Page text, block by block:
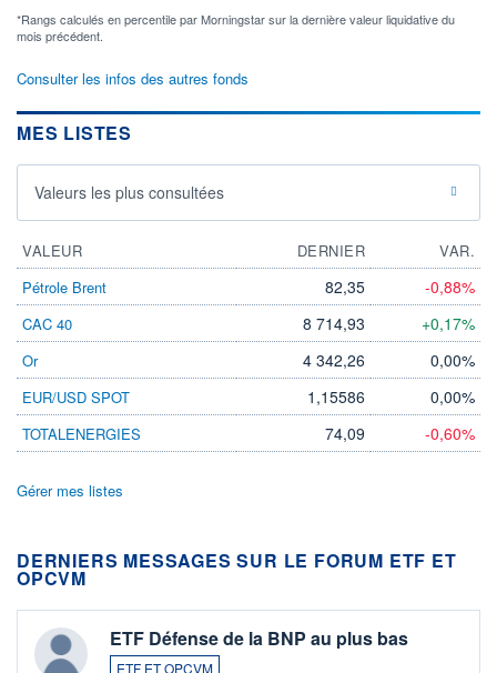
*Rangs calculés en percentile par Morningstar sur la dernière valeur liquidative du
mois précédent.
Consulter les infos des autres fonds
MES LISTES
Valeurs les plus consultées
VALEUR DERNIER
VAR.
Pétrole Brent
82,35 -0,88%
CAC 40 8 714,93 +0,17%
Or 4 342,26 0,00%
EUR/USD SPOT 1,15586 0,00%
TOTALENERGIES 74,09 -0,60%
Gérer mes listes
DERNIERS MESSAGES SUR LE FORUM ETF ET
OPCVM
ETF Défense de la BNP au plus bas
ETF ET OPCVM